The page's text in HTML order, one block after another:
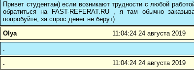
Привет студентам) если возникают трудности с любой
обратиться на FAST-REFERAT.RU , я там обычно
попробуйте, за спрос денег не берут)
Olya
11:04:24 24 августа 2019
.
.
11:04:24 24 августа 2019